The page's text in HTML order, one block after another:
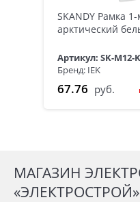
SKANDY Рамка
арктический
Артикул: SK-M12-
Бренд: IEK
67.76 руб.
МАГАЗИН
«ЭЛЕКТРОСТРОЙ»